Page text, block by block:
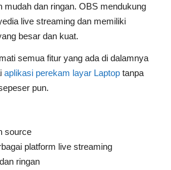
mudah dan ringan. OBS mendukung
live streaming dan memiliki
besar dan kuat.
semua fitur yang ada di dalamnya
aplikasi perekam layar Laptop tanpa
pun.
source
platform live streaming
ringan